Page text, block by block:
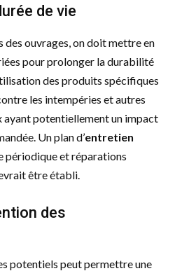
de vie
des ouvrages, on doit mettre en
pour prolonger la durabilité
des produits spécifiques
les intempéries et autres
ayant potentiellement un impact
Un plan d’entretien
périodique et réparations
être établi.
des
potentiels peut permettre une